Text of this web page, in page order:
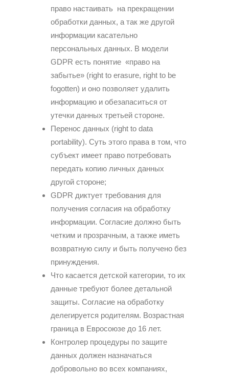
право настаивать на прекращении
обработки данных, а так же другой
информации касательно
персональных данных. В модели
GDPR есть понятие «право на
забытье» (right to erasure, right to be
fogotten) и оно позволяет удалить
информацию и обезапаситься от
утечки данных третьей стороне.
Перенос данных (right to data
portability). Суть этого права в том, что
субъект имеет право потребовать
передать копию личных данных
другой стороне;
GDPR диктует требования для
получения согласия на обработку
информации. Согласие должно быть
четким и прозрачным, а также иметь
возвратную силу и быть получено без
принуждения.
Что касается детской категории, то их
данные требуют более детальной
защиты. Согласие на обработку
делегируется родителям. Возрастная
граница в Евросоюзе до 16 лет.
Контролер процедуры по защите
данных должен назначаться
добровольно во всех компаниях,